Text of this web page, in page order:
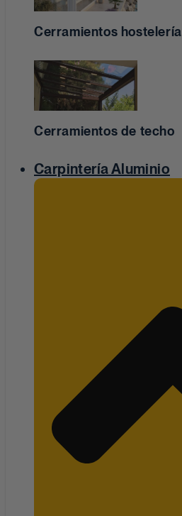
Cerramientos hostelería
Cerramientos de techo
Carpintería Aluminio